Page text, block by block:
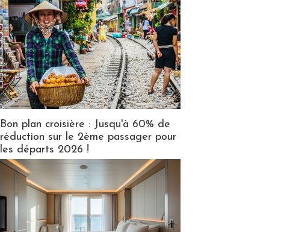
Bon plan croisière : Jusqu'à 60% de
réduction sur le 2ème passager pour
les départs 2026 !